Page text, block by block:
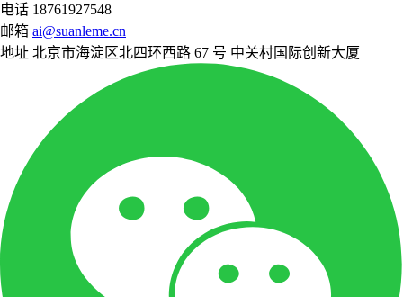
电话 18761927548
邮箱 ai@suanleme.cn
地址 北京市海淀区北四环西路 67 号 中关村国际创新大厦